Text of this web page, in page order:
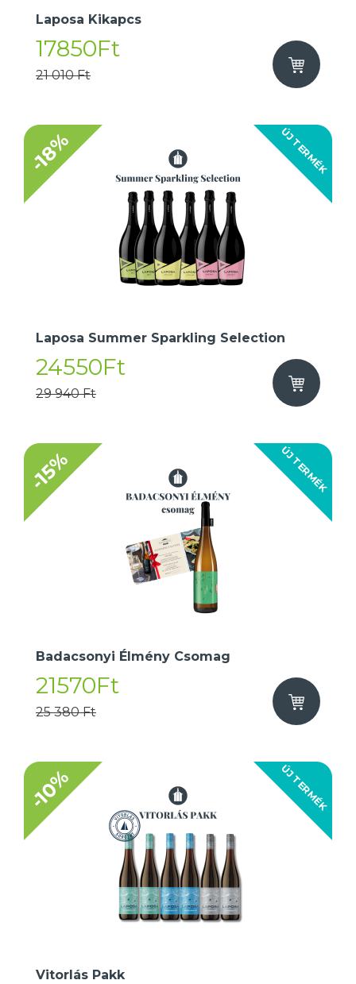
Laposa Kikapcs
17850Ft
21 010 Ft
ÚJ TERMÉK
-18%
Laposa Summer Sparkling Selection
24550Ft
29 940 Ft
ÚJ TERMÉK
-15%
Badacsonyi Élmény Csomag
21570Ft
25 380 Ft
ÚJ TERMÉK
-10%
Vitorlás Pakk